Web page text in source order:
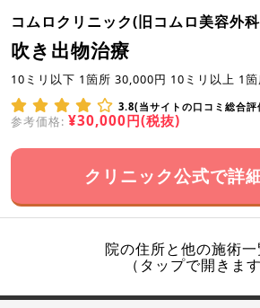
コムロクリニック(旧コムロ美容外
吹き出物治療
10ミリ以下 1箇所 30,000円 10ミリ以上 1
3.8(当サイトの口コミ総合評
参考価格: ¥30,000円(税抜)
クリニック公式で詳
院の住所と他の施術
（タップで開きます